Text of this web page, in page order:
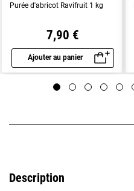
Purée d'abricot Ravifruit 1 kg
7,90 €
Ajouter au panier
Aperçu rapide
Description